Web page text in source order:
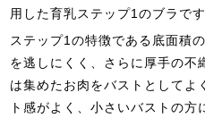
用した育乳ステップ1のブラです
ステップ1の特徴である底面積
を逃しにくく、さらに厚手の不
は集めたお肉をバストとしてよ
ト感がよく、小さいバストの方